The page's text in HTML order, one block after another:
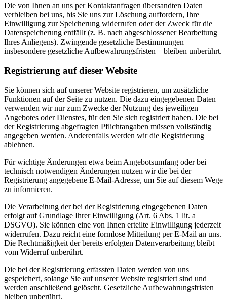
Die von Ihnen an uns per Kontaktanfragen übersandten Daten
verbleiben bei uns, bis Sie uns zur Löschung auffordern, Ihre
Einwilligung zur Speicherung widerrufen oder der Zweck für die
Datenspeicherung entfällt (z. B. nach abgeschlossener Bearbeitung
Ihres Anliegens). Zwingende gesetzliche Bestimmungen –
insbesondere gesetzliche Aufbewahrungsfristen – bleiben unberührt.
Registrierung auf dieser Website
Sie können sich auf unserer Website registrieren, um zusätzliche
Funktionen auf der Seite zu nutzen. Die dazu eingegebenen Daten
verwenden wir nur zum Zwecke der Nutzung des jeweiligen
Angebotes oder Dienstes, für den Sie sich registriert haben. Die bei
der Registrierung abgefragten Pflichtangaben müssen vollständig
angegeben werden. Anderenfalls werden wir die Registrierung
ablehnen.
Für wichtige Änderungen etwa beim Angebotsumfang oder bei
technisch notwendigen Änderungen nutzen wir die bei der
Registrierung angegebene E-Mail-Adresse, um Sie auf diesem Wege
zu informieren.
Die Verarbeitung der bei der Registrierung eingegebenen Daten
erfolgt auf Grundlage Ihrer Einwilligung (Art. 6 Abs. 1 lit. a
DSGVO). Sie können eine von Ihnen erteilte Einwilligung jederzeit
widerrufen. Dazu reicht eine formlose Mitteilung per E-Mail an uns.
Die Rechtmäßigkeit der bereits erfolgten Datenverarbeitung bleibt
vom Widerruf unberührt.
Die bei der Registrierung erfassten Daten werden von uns
gespeichert, solange Sie auf unserer Website registriert sind und
werden anschließend gelöscht. Gesetzliche Aufbewahrungsfristen
bleiben unberührt.